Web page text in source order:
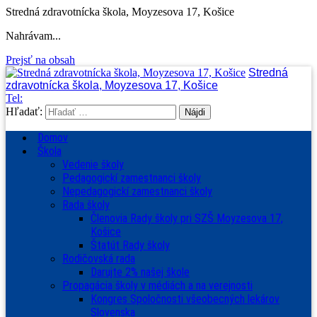
Stredná zdravotnícka škola, Moyzesova 17, Košice
Nahrávam...
Prejsť na obsah
Stredná
zdravotnícka škola, Moyzesova 17, Košice
Tel:
Hľadať:
Domov
Škola
Vedenie školy
Pedagogickí zamestnanci školy
Nepedagogickí zamestnanci školy
Rada školy
Členovia Rady školy pri SZŠ Moyzesova 17,
Košice
Štatút Rady školy
Rodičovská rada
Darujte 2% našej škole
Propagácia školy v médiách a na verejnosti
Kongres Spoločnosti všeobecných lekárov
Slovenska